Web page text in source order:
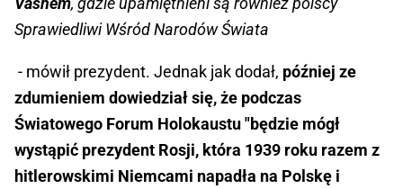
Sprawiedliwi Wśród Narodów Świata
- mówił prezydent. Jednak jak dodał, później ze
zdumieniem dowiedział się, że podczas
Światowego Forum Holokaustu "będzie mógł
wystąpić prezydent Rosji, która 1939 roku razem z
hitlerowskimi Niemcami napadła na Polskę i